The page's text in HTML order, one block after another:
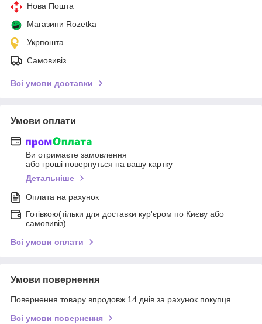
Нова Пошта
Магазини Rozetka
Укрпошта
Самовивіз
Всі умови доставки
Умови оплати
Ви отримаєте замовлення
або гроші повернуться на вашу картку
Детальніше
Оплата на рахунок
Готівкою(тільки для доставки кур'єром по Києву або
самовивіз)
Всі умови оплати
Умови повернення
Повернення товару впродовж 14 днів за рахунок покупця
Всі умови повернення